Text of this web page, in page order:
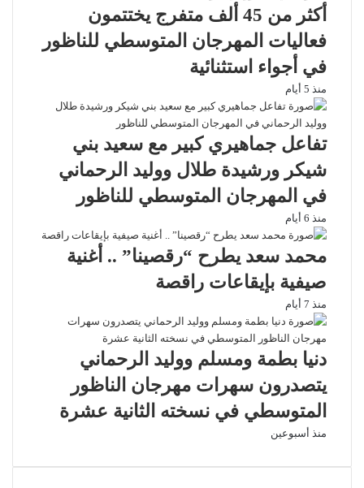
أكثر من 45 ألف متفرج يختتمون
فعاليات المهرجان المتوسطي للناظور
في أجواء استثنائية
منذ 5 أيام
تفاعل جماهيري كبير مع سعيد بني
شيكر ورشيدة طلال ووليد الرحماني
في المهرجان المتوسطي للناظور
منذ 6 أيام
محمد سعد يطرح “رقصينا” .. أغنية
صيفية بإيقاعات راقصة
منذ 7 أيام
دنيا بطمة ومسلم ووليد الرحماني
يتصدرون سهرات مهرجان الناظور
المتوسطي في نسخته الثانية عشرة
منذ أسبوعين